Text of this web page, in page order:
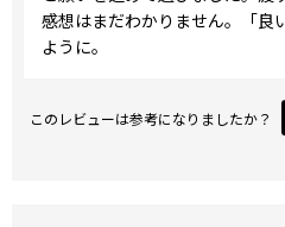
感想はまだわかりません。「良
ように。
このレビューは参考になりましたか？